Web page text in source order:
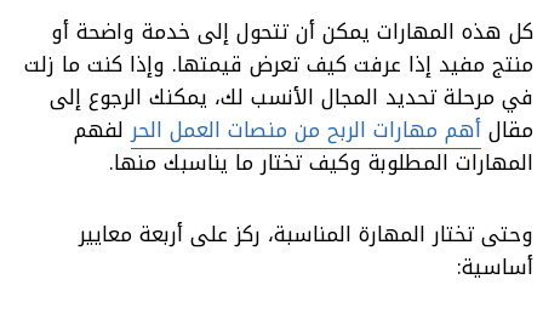
كل هذه المهارات يمكن أن تتحول إلى خدمة واضحة أو
منتج مفيد إذا عرفت كيف تعرض قيمتها. وإذا كنت ما زلت
في مرحلة تحديد المجال الأنسب لك، يمكنك الرجوع إلى
مقالأهم مهارات الربح من منصات العمل الحر لفهم
المهارات المطلوبة وكيف تختار ما يناسبك منها.
وحتى تختار المهارة المناسبة، ركز على أربعة معايير
أساسية: